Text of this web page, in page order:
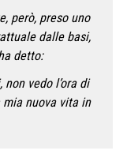
però, preso uno
dalle basi,
detto:
vedo l’ora di
nuova vita in